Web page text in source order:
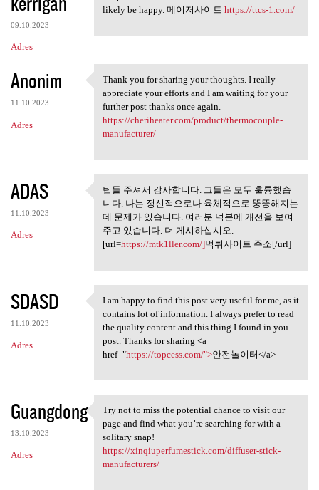
09.10.2023
Adres
likely be happy. 메이저사이트 https://ttcs-1.com/
Anonim
11.10.2023
Adres
Thank you for sharing your
Thank you for sharing your thoughts. I really
appreciate your efforts and I am waiting for your
further post thanks once again.
https://cheriheater.com/product/thermocouple-
manufacturer/
ADAS
11.10.2023
Adres
팁들 주셔서 감사합니다. 그들은
모두 훌륭했습니다.
팁들 주셔서 감사합니다. 그들은 모두 훌륭했습
니다. 나는 정신적으로나 육체적으로 뚱뚱해지는
데 문제가 있습니다. 여러분 덕분에 개선을 보여
주고 있습니다. 더 게시하십시오.
[url=https://mtk1ller.com/]먹튀사이트 주소[/url]
SDASD
11.10.2023
Adres
I am happy to find this post
I am happy to find this post very useful for me, as it
contains lot of information. I always prefer to read
the quality content and this thing I found in you
post. Thanks for sharing <a
href="https://topcess.com/">안전놀이터</a>
Guangdong
13.10.2023
Adres
Try not to miss the potential
Try not to miss the potential chance to visit our
page and find what you’re searching for with a
solitary snap!
https://xinqiuperfumestick.com/diffuser-stick-
manufacturers/